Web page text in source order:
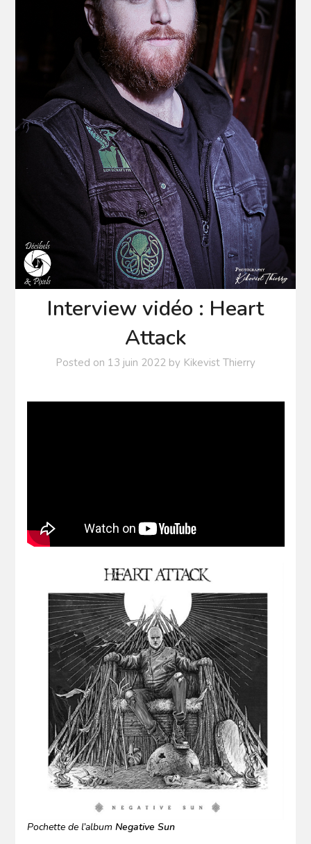
Interview vidéo : Heart
Attack
Posted on 13 juin 2022 by Kikevist Thierry
Pochette de l’album Negative Sun